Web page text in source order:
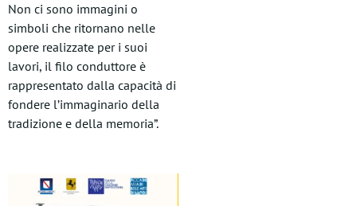
Non ci sono immagini o
simboli che ritornano nelle
opere realizzate per i suoi
lavori, il filo conduttore è
rappresentato dalla capacità di
fondere l’immaginario della
tradizione e della memoria”.